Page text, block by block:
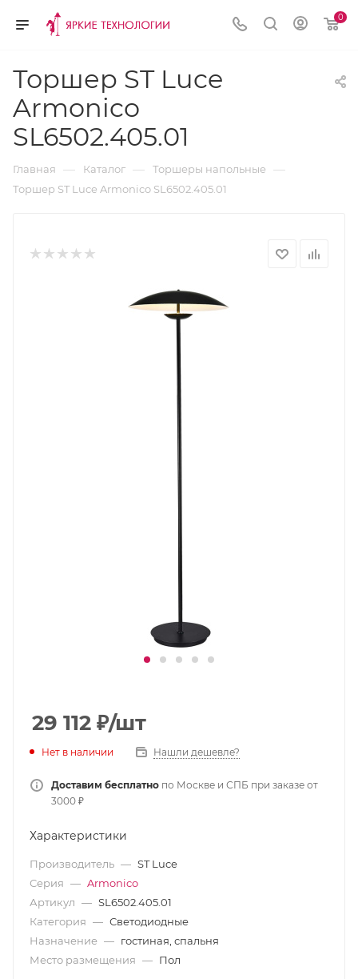
0
Торшер ST Luce
Armonico
SL6502.405.01
Главная — Каталог — Торшеры напольные —
Торшер ST Luce Armonico SL6502.405.01
29 112 ₽/шт
Нет в наличии Нашли дешевле?
Доставим бесплатно по Москве и СПБ при заказе от
3000 ₽
Характеристики
Производитель — ST Luce
Серия — Armonico
Артикул — SL6502.405.01
Категория — Светодиодные
Назначение — гостиная, спальня
Место размещения — Пол